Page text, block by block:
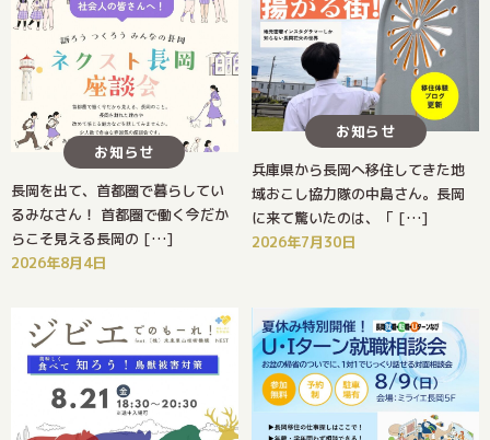
お知らせ
長岡を出て、首都圏で暮らしてい
るみなさん！ 首都圏で働く今だか
らこそ見える長岡の […]
2026年8月4日
お知らせ
兵庫県から長岡へ移住してきた地
域おこし協力隊の中島さん。長岡
に来て驚いたのは、「 […]
2026年7月30日